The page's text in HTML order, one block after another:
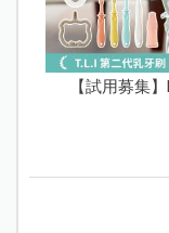
【試用募集